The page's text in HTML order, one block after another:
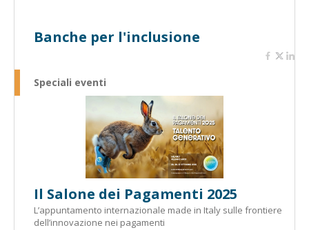
Banche per l'inclusione
Speciali eventi
Il Salone dei Pagamenti 2025
L’appuntamento internazionale made in Italy sulle frontiere
dell’innovazione nei pagamenti